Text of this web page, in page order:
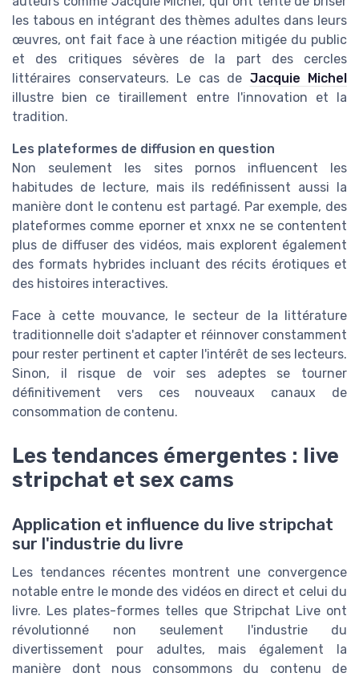
les tabous en intégrant des thèmes adultes dans leurs
œuvres, ont fait face à une réaction mitigée du public
et des critiques sévères de la part des cercles
littéraires conservateurs. Le cas de Jacquie Michel
illustre bien ce tiraillement entre l'innovation et la
tradition.
Les plateformes de diffusion en question
Non seulement les sites pornos influencent les
habitudes de lecture, mais ils redéfinissent aussi la
manière dont le contenu est partagé. Par exemple, des
plateformes comme eporner et xnxx ne se contentent
plus de diffuser des vidéos, mais explorent également
des formats hybrides incluant des récits érotiques et
des histoires interactives.
Face à cette mouvance, le secteur de la littérature
traditionnelle doit s'adapter et réinnover constamment
pour rester pertinent et capter l'intérêt de ses lecteurs.
Sinon, il risque de voir ses adeptes se tourner
définitivement vers ces nouveaux canaux de
consommation de contenu.
Les tendances émergentes : live
stripchat et sex cams
Application et influence du live stripchat
sur l'industrie du livre
Les tendances récentes montrent une convergence
notable entre le monde des vidéos en direct et celui du
livre. Les plates-formes telles que Stripchat Live ont
révolutionné non seulement l'industrie du
divertissement pour adultes, mais également la
manière dont nous consommons du contenu de